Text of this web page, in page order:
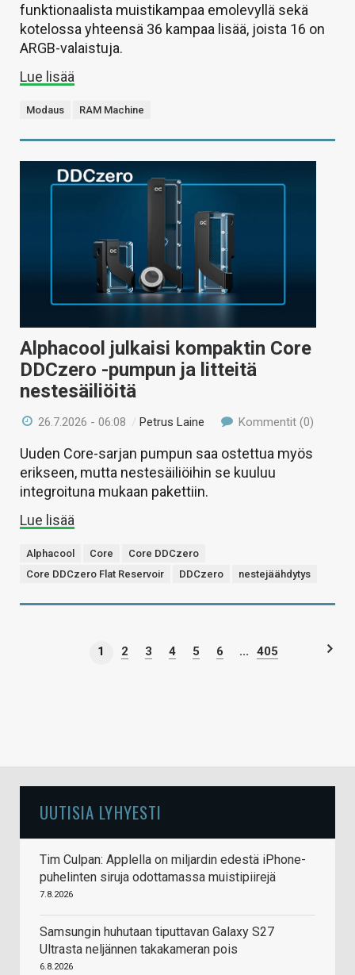
funktionaalista muistikampaa emolevyllä sekä
kotelossa yhteensä 36 kampaa lisää, joista 16 on
ARGB-valaistuja.
Lue lisää
Modaus RAM Machine
Alphacool julkaisi kompaktin Core
DDCzero -pumpun ja litteitä
nestesäiliöitä
26.7.2026 - 06:08 /Petrus Laine Kommentit (0)
Uuden Core-sarjan pumpun saa ostettua myös
erikseen, mutta nestesäiliöihin se kuuluu
integroituna mukaan pakettiin.
Lue lisää
Alphacool Core
Core DDCzero
Core DDCzero Flat Reservoir
DDCzero nestejäähdytys
1 2 3 4 5 6 ... 405
UUTISIA LYHYESTI
Tim Culpan: Applella on miljardin edestä iPhone-
puhelinten siruja odottamassa muistipiirejä
7.8.2026
Samsungin huhutaan tiputtavan Galaxy S27
Ultrasta neljännen takakameran pois
6.8.2026